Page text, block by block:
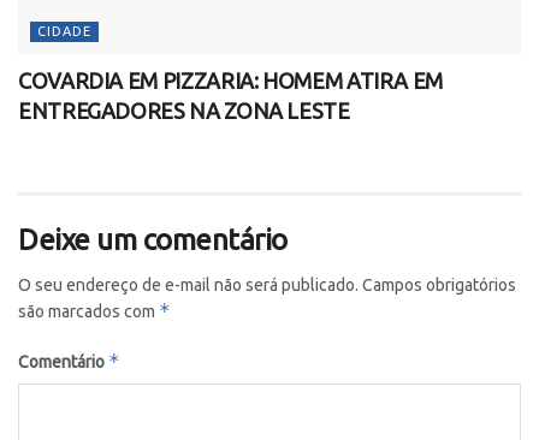
CIDADE
COVARDIA EM PIZZARIA: HOMEM ATIRA EM
ENTREGADORES NA ZONA LESTE
Deixe um comentário
O seu endereço de e-mail não será publicado. Campos obrigatórios
são marcados com *
Comentário *